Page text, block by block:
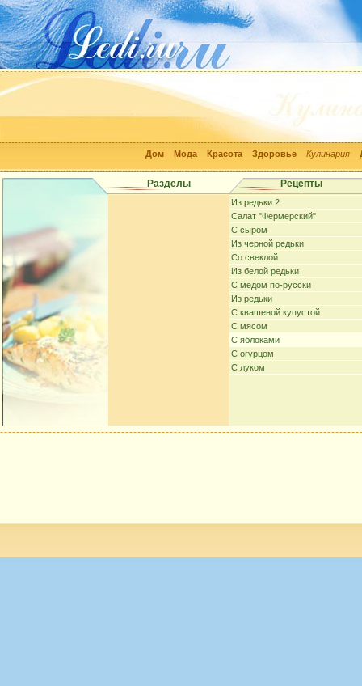
Дом Мода Красота Здоровье Кулинария
Разделы Рецепты
Из редьки 2
Салат "Фермерский"
С сыром
Из черной редьки
Cо свеклой
Из белой редьки
С медом по-русски
Из редьки
С квашеной купустой
С мясом
С яблоками
С огурцом
С луком